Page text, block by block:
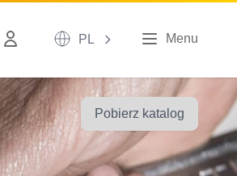
PL Menu
Pobierz katalog